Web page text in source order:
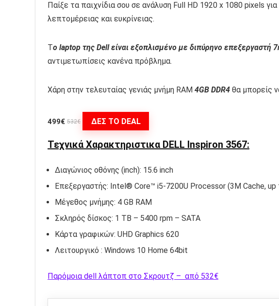
Παίξε τα παιχνίδια σου σε ανάλυση Full HD 1920 x 1080 pixels
λεπτομέρειας και ευκρίνειας.
Το laptop της Dell είναι εξοπλισμένο με διπύρηνο επεξεργαστή
αντιμετωπίσεις κανένα πρόβλημα.
Χάρη στην τελευταίας γενιάς μνήμη RAM 4GB DDR4 θα μπορείς
499€ 532€ ΔΕΣ ΤΟ DEAL
Τεχνικά Χαρακτηριστικα DELL Inspiron 3567:
Διαγώνιος οθόνης (inch): 15.6 inch
Επεξεργαστής: Intel® Core™ i5-7200U Processor (3M Cache, up
Μέγεθος μνήμης: 4 GB RAM
Σκληρός δίσκος: 1 TB – 5400 rpm – SATA
Κάρτα γραφικών: UHD Graphics 620
Λειτουργικό : Windows 10 Home 64bit
Παρόμοια dell λάπτοπ στο Σκρουτζ – από 532€